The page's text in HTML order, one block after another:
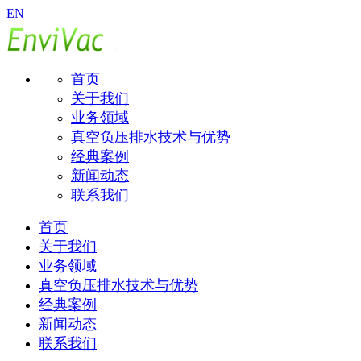
EN
首页
关于我们
业务领域
真空负压排水技术与优势
经典案例
新闻动态
联系我们
首页
关于我们
业务领域
真空负压排水技术与优势
经典案例
新闻动态
联系我们